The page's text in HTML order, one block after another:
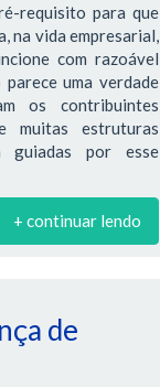
requisito para que
na vida empresarial,
com razoável
uma verdade
os contribuintes
muitas estruturas
guiadas por esse
+ continuar lendo
de